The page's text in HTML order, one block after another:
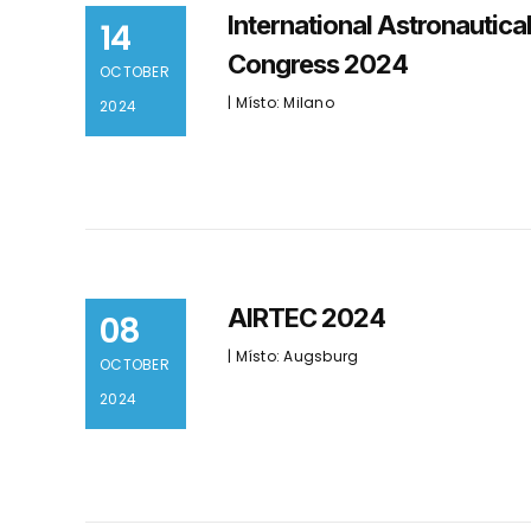
14
OCTOBER
2024
International Astronautical
Congress 2024
| Místo: Milano
08
OCTOBER
2024
AIRTEC 2024
| Místo: Augsburg